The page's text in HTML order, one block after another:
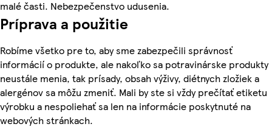
malé časti. Nebezpečenstvo udusenia.
Príprava a použitie
Robíme všetko pre to, aby sme zabezpečili správnosť
informácií o produkte, ale nakoľko sa potravinárske produkty
neustále menia, tak prísady, obsah výživy, diétnych zložiek a
alergénov sa môžu zmeniť. Mali by ste si vždy prečítať etiketu
výrobku a nespoliehať sa len na informácie poskytnuté na
webových stránkach.